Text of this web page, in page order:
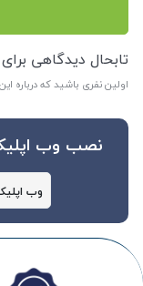
تابحال دیدگاهی
اولین نفری باشید که
نصب وب
وب